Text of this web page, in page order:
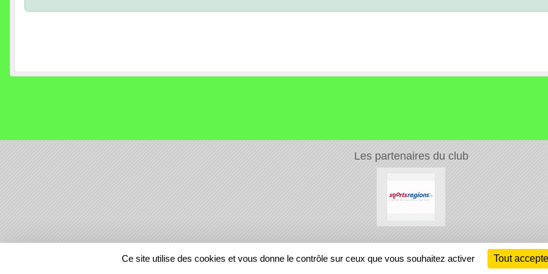
Les partenaires du club
REGIONS
Ce site utilise des cookies et vous donne le contrôle sur ceux que vous souhaitez activer Tout